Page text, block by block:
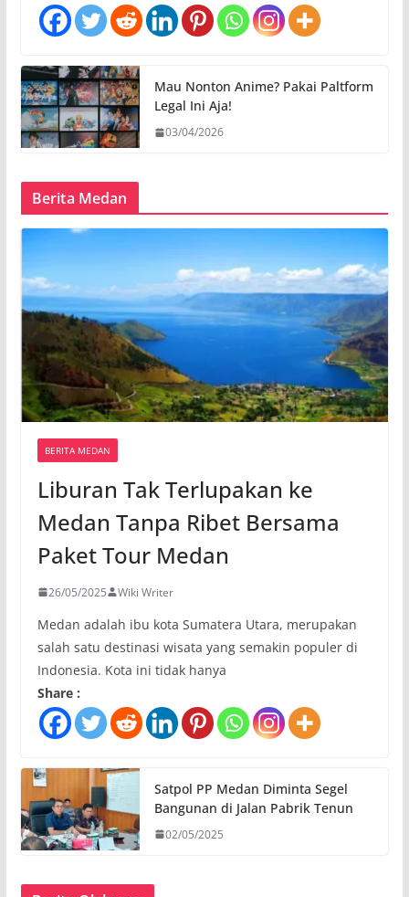
Mau Nonton Anime? Pakai Paltform
Legal Ini Aja!
03/04/2026
Berita Medan
BERITA MEDAN
Liburan Tak Terlupakan ke
Medan Tanpa Ribet Bersama
Paket Tour Medan
26/05/2025 Wiki Writer
Medan adalah ibu kota Sumatera Utara, merupakan
salah satu destinasi wisata yang semakin populer di
Indonesia. Kota ini tidak hanya
Share :
Satpol PP Medan Diminta Segel
Bangunan di Jalan Pabrik Tenun
02/05/2025